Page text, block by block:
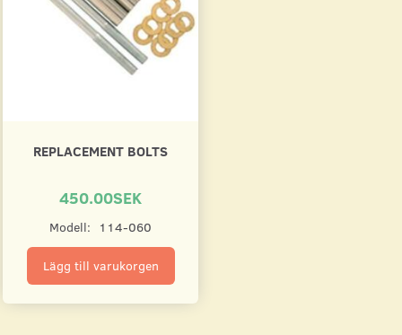
REPLACEMENT BOLTS
450.00SEK
Modell: 114-060
Lägg till varukorgen